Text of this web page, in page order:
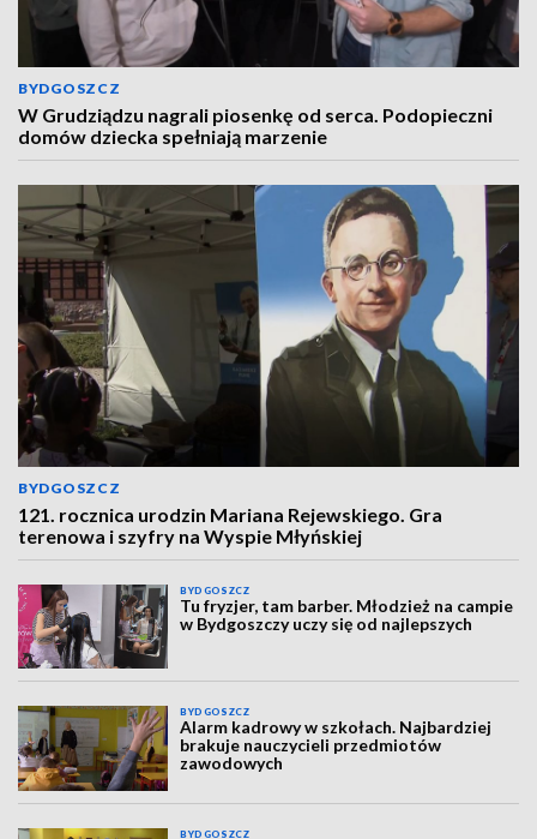
BYDGOSZCZ
W Grudziądzu nagrali piosenkę od serca. Podopieczni
domów dziecka spełniają marzenie
BYDGOSZCZ
121. rocznica urodzin Mariana Rejewskiego. Gra
terenowa i szyfry na Wyspie Młyńskiej
BYDGOSZCZ
Tu fryzjer, tam barber. Młodzież na campie
w Bydgoszczy uczy się od najlepszych
BYDGOSZCZ
Alarm kadrowy w szkołach. Najbardziej
brakuje nauczycieli przedmiotów
zawodowych
BYDGOSZCZ